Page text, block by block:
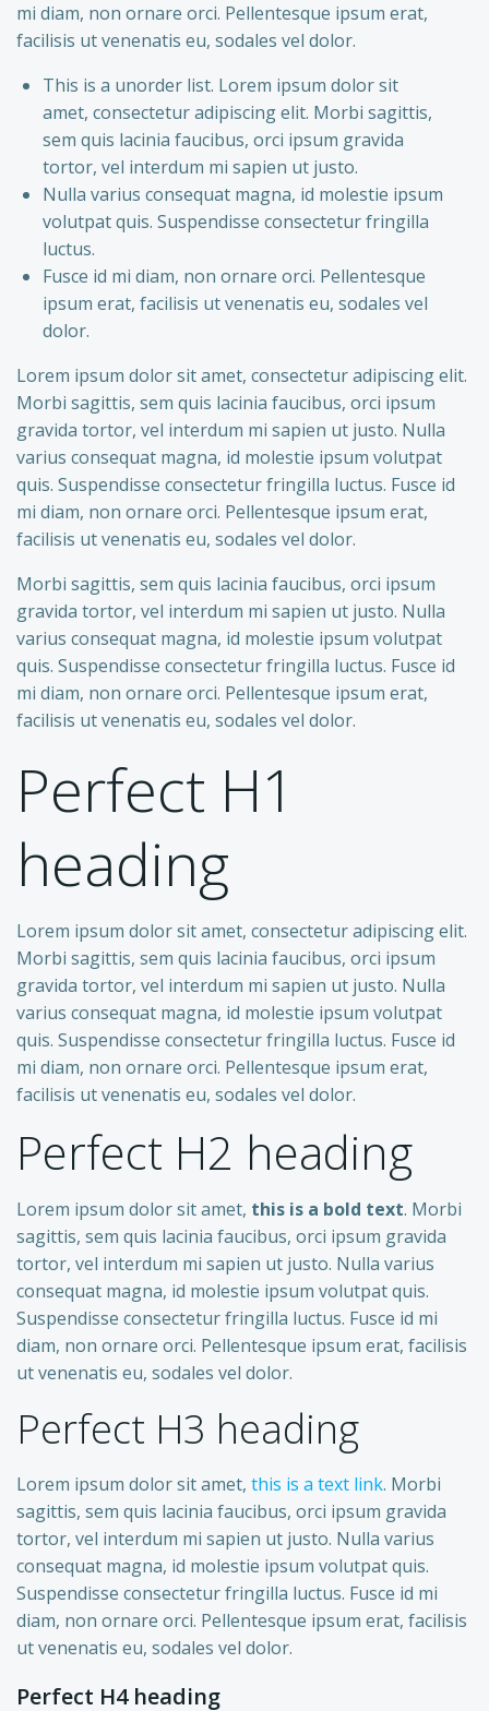
mi diam, non ornare orci. Pellentesque ipsum erat,
facilisis ut venenatis eu, sodales vel dolor.
This is a unorder list. Lorem ipsum dolor sit
amet, consectetur adipiscing elit. Morbi sagittis,
sem quis lacinia faucibus, orci ipsum gravida
tortor, vel interdum mi sapien ut justo.
Nulla varius consequat magna, id molestie ipsum
volutpat quis. Suspendisse consectetur fringilla
luctus.
Fusce id mi diam, non ornare orci. Pellentesque
ipsum erat, facilisis ut venenatis eu, sodales vel
dolor.
Lorem ipsum dolor sit amet, consectetur adipiscing elit.
Morbi sagittis, sem quis lacinia faucibus, orci ipsum
gravida tortor, vel interdum mi sapien ut justo. Nulla
varius consequat magna, id molestie ipsum volutpat
quis. Suspendisse consectetur fringilla luctus. Fusce id
mi diam, non ornare orci. Pellentesque ipsum erat,
facilisis ut venenatis eu, sodales vel dolor.
Morbi sagittis, sem quis lacinia faucibus, orci ipsum
gravida tortor, vel interdum mi sapien ut justo. Nulla
varius consequat magna, id molestie ipsum volutpat
quis. Suspendisse consectetur fringilla luctus. Fusce id
mi diam, non ornare orci. Pellentesque ipsum erat,
facilisis ut venenatis eu, sodales vel dolor.
Perfect H1
heading
Lorem ipsum dolor sit amet, consectetur adipiscing elit.
Morbi sagittis, sem quis lacinia faucibus, orci ipsum
gravida tortor, vel interdum mi sapien ut justo. Nulla
varius consequat magna, id molestie ipsum volutpat
quis. Suspendisse consectetur fringilla luctus. Fusce id
mi diam, non ornare orci. Pellentesque ipsum erat,
facilisis ut venenatis eu, sodales vel dolor.
Perfect H2 heading
Lorem ipsum dolor sit amet, this is a bold text. Morbi
sagittis, sem quis lacinia faucibus, orci ipsum gravida
tortor, vel interdum mi sapien ut justo. Nulla varius
consequat magna, id molestie ipsum volutpat quis.
Suspendisse consectetur fringilla luctus. Fusce id mi
diam, non ornare orci. Pellentesque ipsum erat, facilisis
ut venenatis eu, sodales vel dolor.
Perfect H3 heading
Lorem ipsum dolor sit amet, this is a text link. Morbi
sagittis, sem quis lacinia faucibus, orci ipsum gravida
tortor, vel interdum mi sapien ut justo. Nulla varius
consequat magna, id molestie ipsum volutpat quis.
Suspendisse consectetur fringilla luctus. Fusce id mi
diam, non ornare orci. Pellentesque ipsum erat, facilisis
ut venenatis eu, sodales vel dolor.
Perfect H4 heading